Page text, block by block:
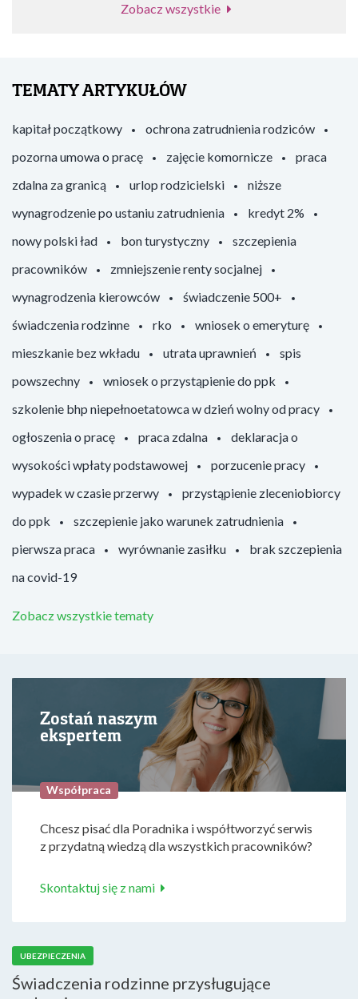
Zobacz wszystkie
TEMATY ARTYKUŁÓW
kapitał początkowy
ochrona zatrudnienia rodziców
pozorna umowa o pracę
zajęcie komornicze
praca
zdalna za granicą
urlop rodzicielski
niższe
wynagrodzenie po ustaniu zatrudnienia
kredyt 2%
nowy polski ład
bon turystyczny
szczepienia
pracowników
zmniejszenie renty socjalnej
wynagrodzenia kierowców
świadczenie 500+
świadczenia rodzinne
rko
wniosek o emeryturę
mieszkanie bez wkładu
utrata uprawnień
spis
powszechny
wniosek o przystąpienie do ppk
szkolenie bhp niepełnoetatowca w dzień wolny od pracy
ogłoszenia o pracę
praca zdalna
deklaracja o
wysokości wpłaty podstawowej
porzucenie pracy
wypadek w czasie przerwy
przystąpienie zleceniobiorcy
do ppk
szczepienie jako warunek zatrudnienia
pierwsza praca
wyrównanie zasiłku
brak szczepienia
na covid-19
Zobacz wszystkie tematy
Zostań naszym
ekspertem
Współpraca
Chcesz pisać dla Poradnika i współtworzyć serwis
z przydatną wiedzą dla wszystkich pracowników?
Skontaktuj się z nami
UBEZPIECZENIA
Świadczenia rodzinne przysługujące